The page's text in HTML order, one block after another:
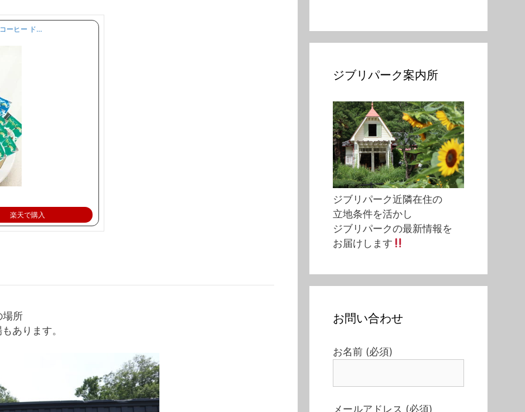
ーヒー ド…
楽天で購入
場所
あります。
ジブリパーク案内所
ジブリパーク近隣在住の
立地条件を活かし
ジブリパークの最新情報を
お届けします
お問い合わせ
お名前 (必須)
メールアドレス (必須)